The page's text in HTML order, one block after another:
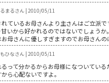
まるさん | 2010/05/11
ているお母さんより主さんはご立派
いから好かれるのではないでしょうか。
母さんに優しすぎますのでお母さん
ひなさん | 2010/05/11
って分かるからお母様になついている
ら心配ないですよ。